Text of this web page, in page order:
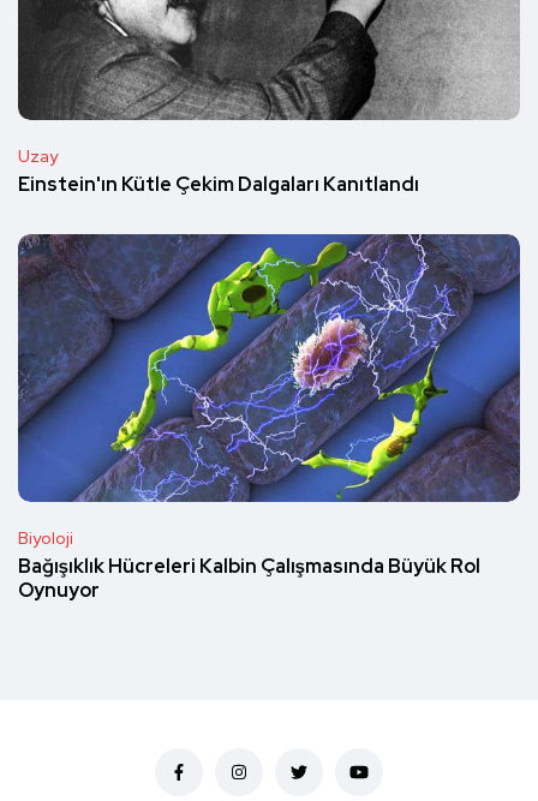
Uzay
Einstein'ın Kütle Çekim Dalgaları Kanıtlandı
Biyoloji
Bağışıklık Hücreleri Kalbin Çalışmasında Büyük Rol
Oynuyor